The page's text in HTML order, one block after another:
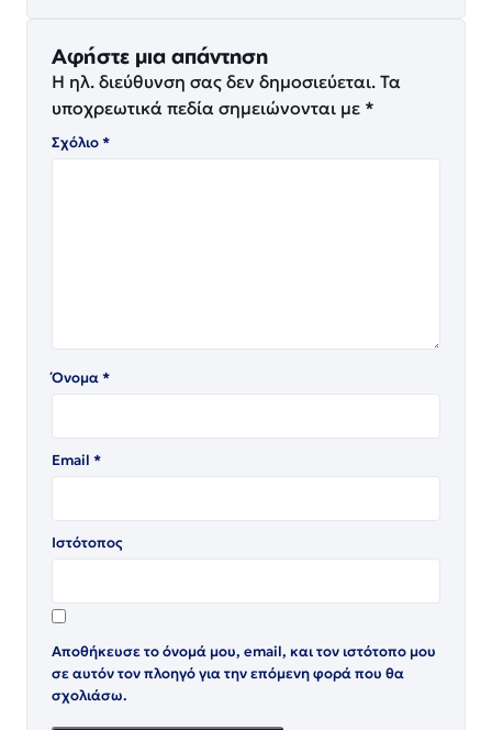
Αφήστε μια απάντηση
Η ηλ. διεύθυνση σας δεν δημοσιεύεται. Τα
υποχρεωτικά πεδία σημειώνονται με *
Σχόλιο*
Όνομα*
Email *
Ιστότοπος
Αποθήκευσε το όνομά μου, email, και τον ιστότοπο μου
σε αυτόν τον πλοηγό για την επόμενη φορά που θα
σχολιάσω.